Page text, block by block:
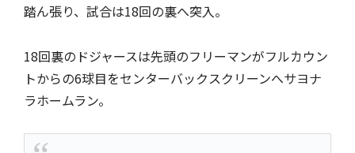
踏ん張り、試合は18回の裏へ突入。
18回裏のドジャースは先頭のフリーマンがフルカウン
トからの6球目をセンターバックスクリーンへサヨナ
ラホームラン。